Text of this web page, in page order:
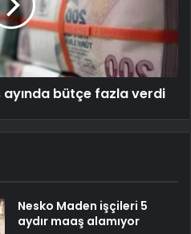
ayında bütçe fazla verdi
Nesko Maden işçileri 5
aydır maaş alamıyor